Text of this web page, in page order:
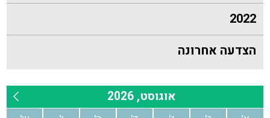
2022
הצדעה אחרונה